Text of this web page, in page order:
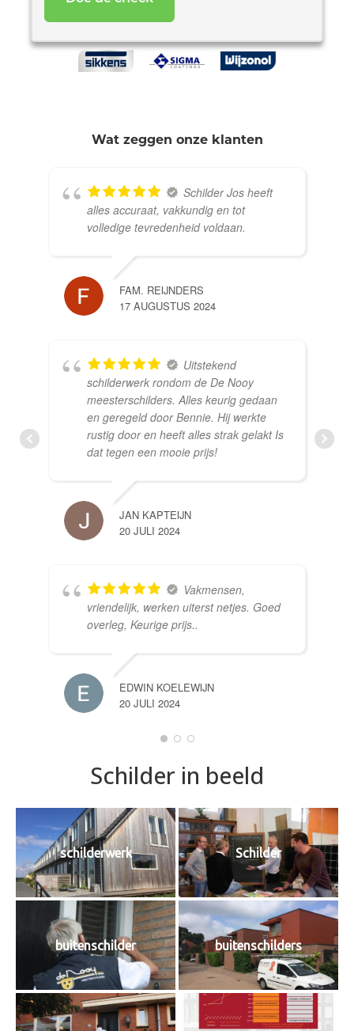
Wat zeggen onze klanten
Schilder Jos heeft
alles accuraat, vakkundig en tot
volledige tevredenheid voldaan.
FAM. REIJNDERS
17 AUGUSTUS 2024
Uitstekend
schilderwerk rondom de De Nooy
meesterschilders. Alles keurig gedaan
en geregeld door Bennie. Hij werkte
rustig door en heeft alles strak gelakt Is
dat tegen een mooie prijs!
JAN KAPTEIJN
20 JULI 2024
Vakmensen,
vriendelijk, werken uiterst netjes. Goed
overleg, Keurige prijs..
EDWIN KOELEWIJN
20 JULI 2024
Schilder in beeld
schilderwerk Schilder
buitenschilder buitenschilders